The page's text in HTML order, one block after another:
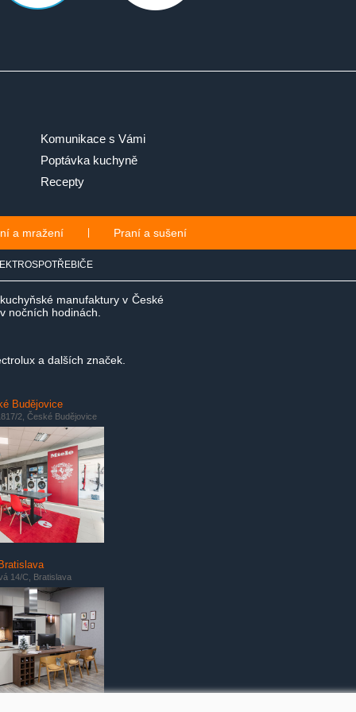
Komunikace s Vámi
Poptávka kuchyně
Recepty
a mražení Praní a sušení
manufaktury v České
nočních hodinách.
a dalších značek.
Budějovice
2, České Budějovice
14/C, Bratislava